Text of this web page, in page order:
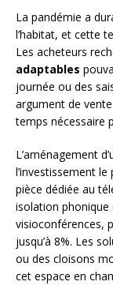
La pandémie a
l’habitat, et cette
Les acheteurs
adaptables
journée ou des
argument de
temps nécessaire
L’aménagement
l’investissement
pièce dédiée au
isolation phonique
visioconférences,
jusqu’à 8%. Les
ou des cloisons
cet espace en